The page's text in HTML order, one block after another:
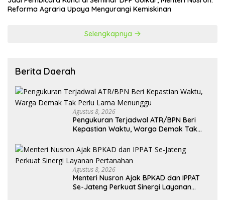
Reforma Agraria Upaya Mengurangi Kemiskinan
Selengkapnya
Berita Daerah
Agustus 8, 2026
Pengukuran Terjadwal ATR/BPN Beri
Kepastian Waktu, Warga Demak Tak
Agustus 8, 2026
Menteri Nusron Ajak BPKAD dan IPPAT
Se-Jateng Perkuat Sinergi Layanan